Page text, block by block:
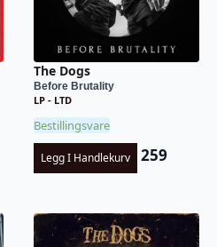
The Dogs
Before Brutality
LP - LTD
Bestillingsvare
Legg I Handlekurv 259